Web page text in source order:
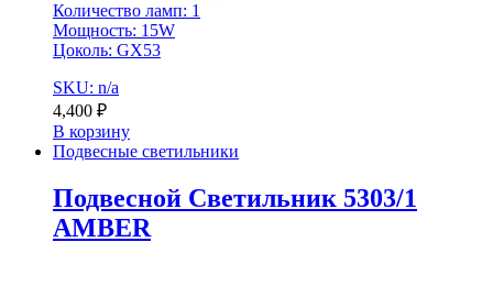
Количество ламп: 1
Мощность: 15W
Цоколь: GX53
SKU: n/a
4,400 ₽
В корзину
Подвесные светильники
Подвесной Светильник 5303/1
AMBER